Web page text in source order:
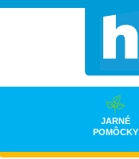
JARNÉ
POMÔCKY